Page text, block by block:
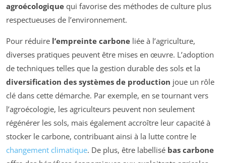
agroécologique qui favorise des méthodes de culture plus
respectueuses de l’environnement.
Pour réduire l’empreinte carbone liée à l’agriculture,
diverses pratiques peuvent être mises en œuvre. L’adoption
de techniques telles que la gestion durable des sols et la
diversification des systèmes de production joue un rôle
clé dans cette démarche. Par exemple, en se tournant vers
l’agroécologie, les agriculteurs peuvent non seulement
régénérer les sols, mais également accroître leur capacité à
stocker le carbone, contribuant ainsi à la lutte contre le
changement climatique. De plus, être labellisé bas carbone